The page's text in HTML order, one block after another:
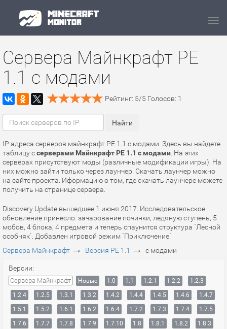
Сервера Майнкрафт PE
1.1 с модами
Рейтинг: 5/5 Голосов: 1
IP адреса серверов майнкрафт PE 1.1 с модами. Здесь вы найдете
таблицу ссерверами Майнкрафт PE 1.1 с модами . На этих
серверах присутствуют моды (различные модификации игры). На
них можно зайти только через лаунчер. Скачать лаунчер можно
на сайте проекта. Иформацию о том, где скачать лаунчере можете
получить на странице сервера.
Discovery Update вышедшее 1 июня 2017. Исследовательское
обновление принесло: зачарование починки, ледяную ступень, 5
мобов, 4 блока, 4 предмета и теперь спаунится структура `Лесной
особняк`. Добавлен игровой режим `Приключение`
Сервера Майнкрафт → Версия PE 1.1 → с модами
Версии:
Сервера Майнкрафт Новые 1.0 1.1 1.2.1 1.2.2
1.2.3
1.2.4
1.2.5 1.3.1 1.3.2 1.4.2 1.4.4 1.4.5 1.4.6
1.4.7
1.5.1
1.5.2 1.6.1 1.6.2 1.6.4 1.7.2 1.7.3 1.7.4
1.7.5
1.7.6
1.7.7 1.7.8 1.7.9 1.7.10 1.8 1.8.1 1.8.2
1.8.3